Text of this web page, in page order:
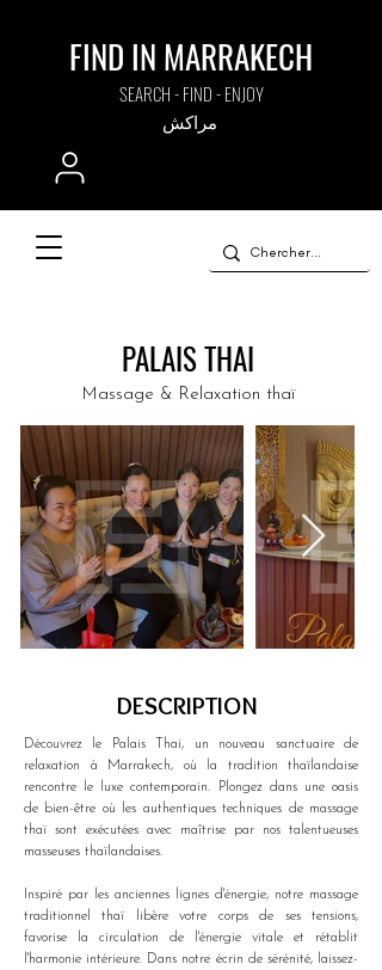
FIND IN MARRAKECH
SEARCH - FIND - ENJOY
مراكش
PALAIS THAI
Massage & Relaxation thaï
DESCRIPTION
Découvrez le Palais Thai, un nouveau sanctuaire de
relaxation à Marrakech, où la tradition thaïlandaise
rencontre le luxe contemporain. Plongez dans une oasis
de bien-être où les authentiques techniques de massage
thaï sont exécutées avec maîtrise par nos talentueuses
masseuses thaïlandaises.
Inspiré par les anciennes lignes d'énergie, notre massage
traditionnel thaï libère votre corps de ses tensions,
favorise la circulation de l'énergie vitale et rétablit
l'harmonie intérieure. Dans notre écrin de sérénité, laissez-